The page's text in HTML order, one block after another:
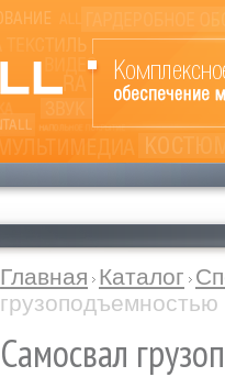
Главная Каталог
Самосвал